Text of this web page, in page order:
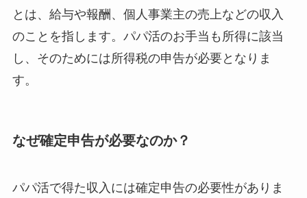
とは、給与や報酬、個人事業主の売上などの収入
のことを指します。パパ活のお手当も所得に該当
し、そのためには所得税の申告が必要となりま
す。
なぜ確定申告が必要なのか？
パパ活で得た収入には確定申告の必要性がありま